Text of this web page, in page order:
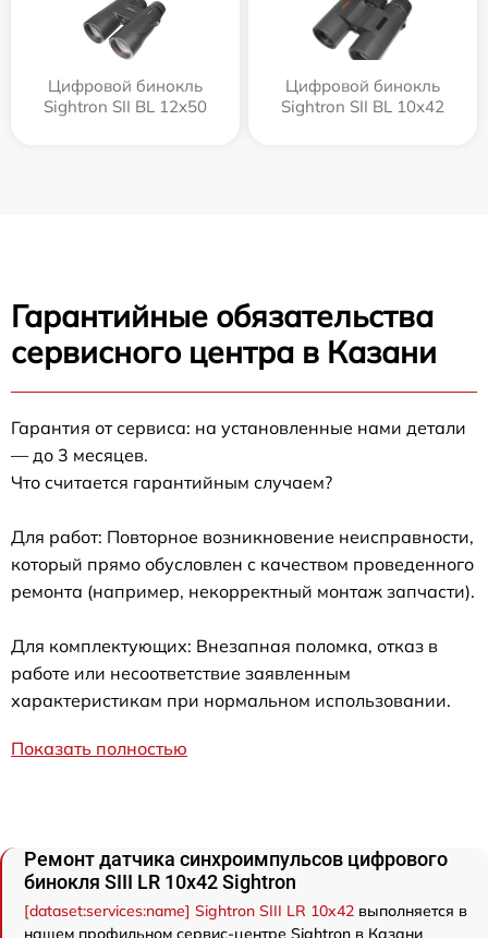
Цифровой бинокль
Sightron SII BL 12x50
Цифровой бинокль
Sightron SII BL 10x42
Гарантийные обязательства
сервисного центра в Казани
Гарантия от сервиса: на установленные нами детали
— до 3 месяцев.
Что считается гарантийным случаем?
Для работ: Повторное возникновение неисправности,
который прямо обусловлен с качеством проведенного
ремонта (например, некорректный монтаж запчасти).
Для комплектующих: Внезапная поломка, отказ в
работе или несоответствие заявленным
характеристикам при нормальном использовании.
Показать полностью
Ремонт датчика синхроимпульсов цифрового
бинокля SIII LR 10x42 Sightron
[dataset:services:name] Sightron SIII LR 10x42 выполняется в
нашем профильном сервис-центре Sightron в Казани